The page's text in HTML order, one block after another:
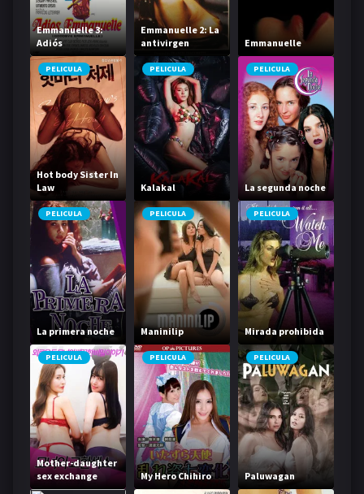
Emmanuelle 3:
Adiós
Emmanuelle
Emmanuelle 2: La
antivirgen
Emmanuelle
PELICULA
Hot body Sister In
Law
PELICULA
Kalakal
PELICULA
La segunda noche
PELICULA
La primera noche
PELICULA
Maninilip
PELICULA
Mirada prohibida
PELICULA
Mother-daughter
sex exchange
PELICULA
My Hero Chihiro
PELICULA
Paluwagan